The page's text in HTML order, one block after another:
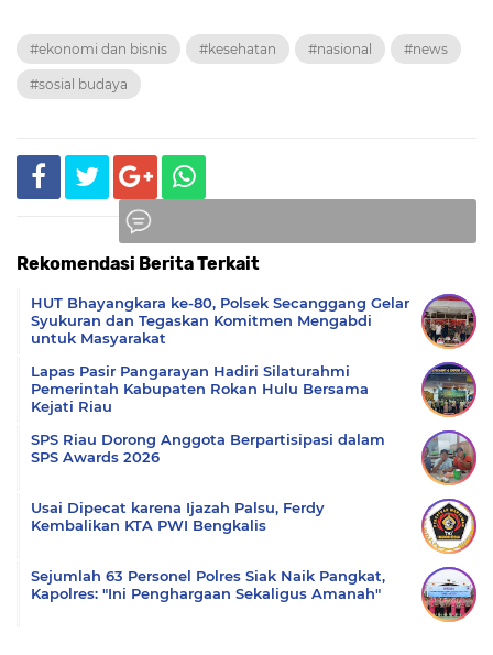
#ekonomi dan bisnis #kesehatan #nasional #news
#sosial budaya
Rekomendasi Berita Terkait
HUT Bhayangkara ke-80, Polsek Secanggang Gelar
Syukuran dan Tegaskan Komitmen Mengabdi
untuk Masyarakat
Lapas Pasir Pangarayan Hadiri Silaturahmi
Pemerintah Kabupaten Rokan Hulu Bersama
Kejati Riau
SPS Riau Dorong Anggota Berpartisipasi dalam
SPS Awards 2026
Usai Dipecat karena Ijazah Palsu, Ferdy
Kembalikan KTA PWI Bengkalis
Sejumlah 63 Personel Polres Siak Naik Pangkat,
Kapolres: "Ini Penghargaan Sekaligus Amanah"